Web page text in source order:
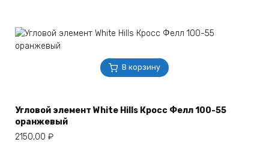
В корзину
Угловой элемент White Hills Кросс Фелл 100-55
оранжевый
2150,00 ₽